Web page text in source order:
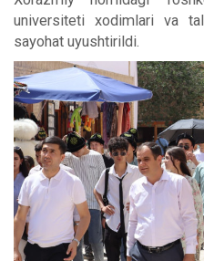
universiteti xodimlari va
sayohat uyushtirildi.